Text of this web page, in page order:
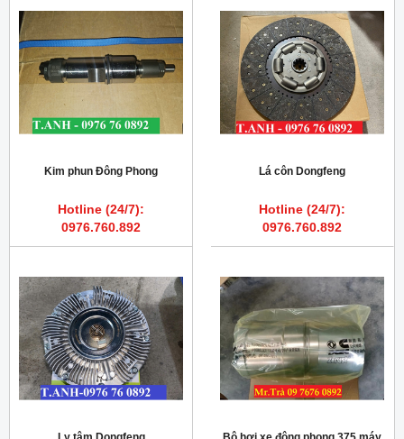
Kim phun Đông Phong
Hotline (24/7):
0976.760.892
Lá côn Dongfeng
Hotline (24/7):
0976.760.892